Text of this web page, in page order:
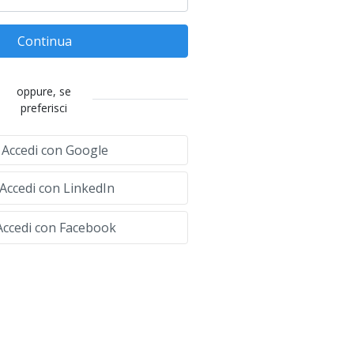
Continua
oppure, se
preferisci
con Google
con LinkedIn
con Facebook